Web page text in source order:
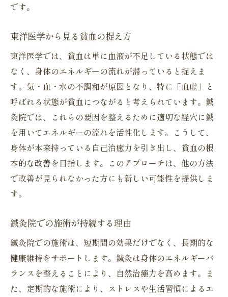
です。
東洋医学から見る貧血の捉え方
東洋医学では、貧血は単に血液が不足している状態では
なく、身体のエネルギーの流れが滞っていると捉えま
す。気・血・水の不調和が原因となり、特に「血虚」と
呼ばれる状態が貧血につながると考えられています。鍼
灸院では、これらの要因を整えるために適切な経穴に鍼
を用いてエネルギーの流れを活性化します。こうして、
身体が本来持っている自己治癒力を引き出し、貧血の根
本的な改善を目指します。このアプローチは、他の方法
で改善が見られなかった方にも新しい可能性を提供しま
す。
鍼灸院での施術が持続する理由
鍼灸院での施術は、短期間の効果だけでなく、長期的な
健康維持をサポートします。鍼灸は身体のエネルギーバ
ランスを整えることにより、自然治癒力を高めます。ま
た、定期的な施術により、ストレスや生活習慣によるエ